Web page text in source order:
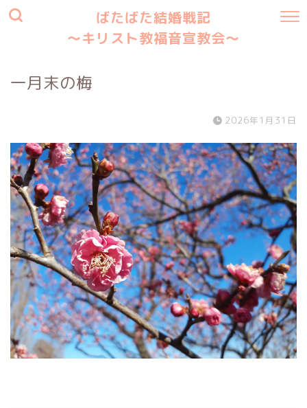
ばたばた結婚戦記
〜キリスト教福音宣教会〜
一月末の梅
2026年1月31日